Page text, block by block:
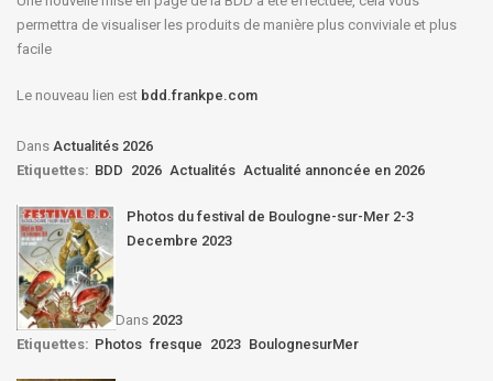
permettra de visualiser les produits de manière plus conviviale et plus
facile
Le nouveau lien est bdd.frankpe.com
Dans Actualités 2026
Etiquettes: BDD 2026 Actualités Actualité annoncée en 2026
Photos du festival de Boulogne-sur-Mer 2-3
Decembre 2023
Dans 2023
Etiquettes: Photos fresque 2023 BoulognesurMer